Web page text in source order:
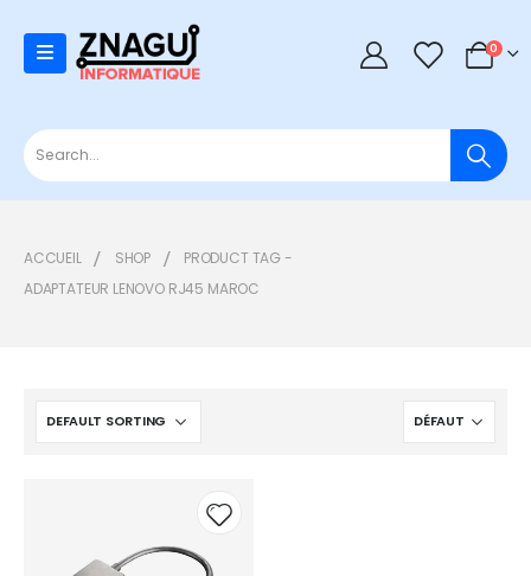
0 0
ACCUEIL SHOP
PRODUCT TAG -
ADAPTATEUR LENOVO RJ45 MAROC
Add to